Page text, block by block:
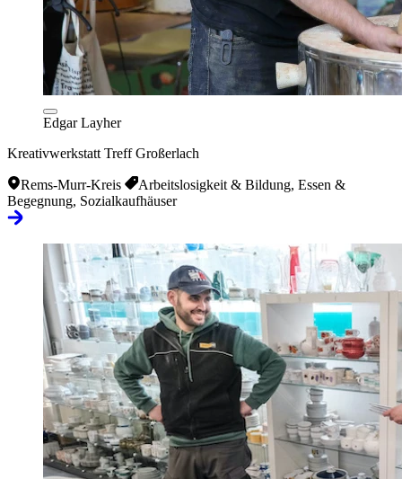
Edgar Layher
Kreativwerkstatt Treff Großerlach
Rems-Murr-Kreis
Arbeitslosigkeit & Bildung, Essen &
Begegnung, Sozialkaufhäuser